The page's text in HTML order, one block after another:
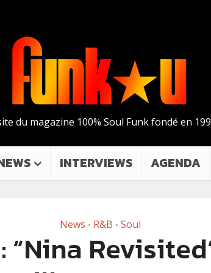
du magazine 100% Soul Funk fondé en
INTERVIEWS AGENDA
News • R&B • Soul
“Nina